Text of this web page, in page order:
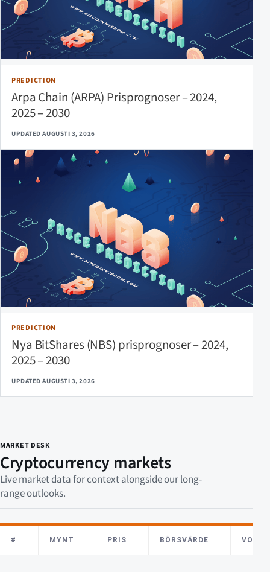
PREDICTION
Arpa Chain (ARPA) Prisprognoser – 2024,
2025 – 2030
UPDATED AUGUSTI 3, 2026
PREDICTION
Nya BitShares (NBS) prisprognoser – 2024,
2025 – 2030
UPDATED AUGUSTI 3, 2026
MARKET DESK
Cryptocurrency markets
Live market data for context alongside our long-
range outlooks.
# MYNT PRIS BÖRSVÄRDE